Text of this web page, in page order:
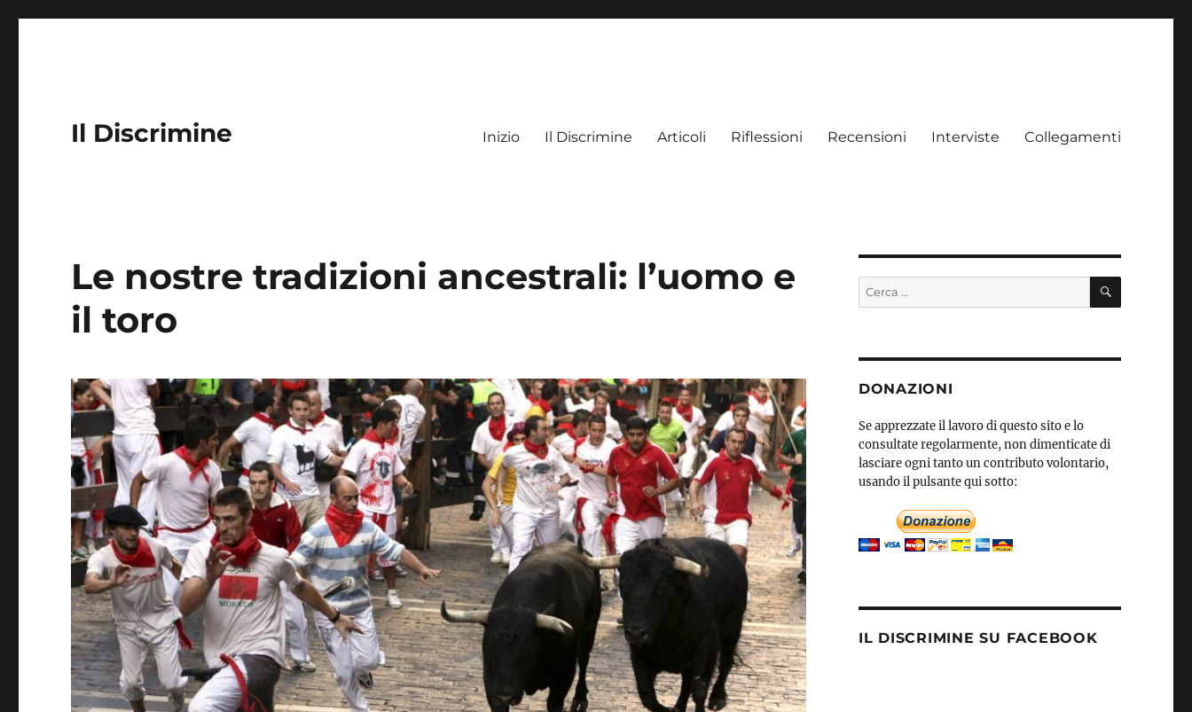
Il Discrimine Inizio Il Discrimine Articoli Riflessioni Recensioni Interviste Collegamenti
Le nostre tradizioni ancestrali: l’uomo e
il toro
Cerca: CERCA
DONAZIONI
Se apprezzate il lavoro di questo sito e lo
consultate regolarmente, non dimenticate di
lasciare ogni tanto un contributo volontario,
usando il pulsante qui sotto:
IL DISCRIMINE SU FACEBOOK